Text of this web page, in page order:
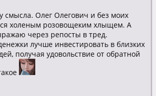
смысла. Олег Олегович и без моих
холеным розовощеким хлыщем. А
через репосты в тред.
лучше инвестировать в близких
получая удовольствие от обратной